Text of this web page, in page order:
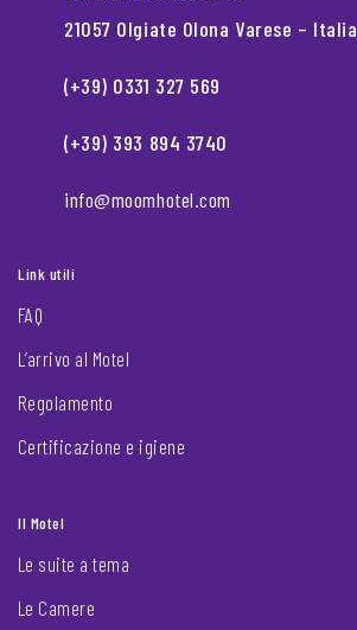
21057 Olgiate Olona Varese – Italia
(+39) 0331 327 569
(+39) 393 894 3740
info@moomhotel.com
Link utili
FAQ
L’arrivo al Motel
Regolamento
Certificazione e igiene
Il Motel
Le suite a tema
Le Camere